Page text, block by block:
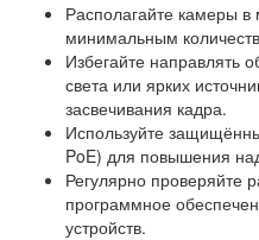
Располагайте камеры
минимальным
Избегайте направлять
света или ярких
засвечивания кадра.
Используйте
PoE) для повышения
Регулярно проверяйте
программное
устройств.